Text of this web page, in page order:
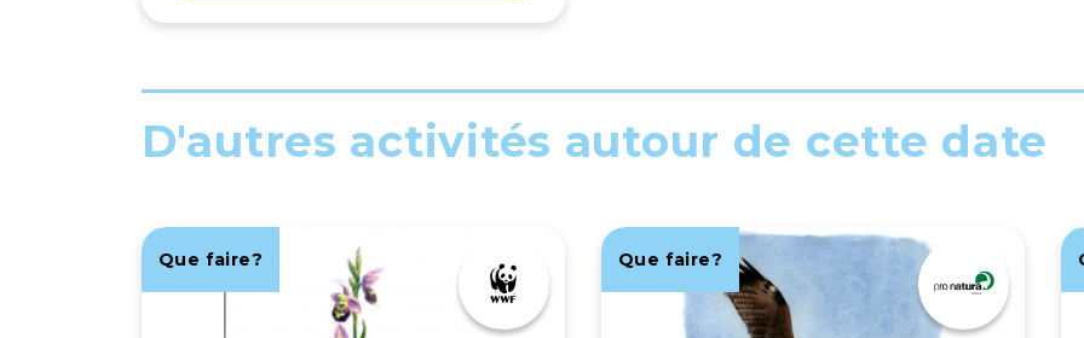
D'autres activités autour de cette date
Que faire? Que faire?